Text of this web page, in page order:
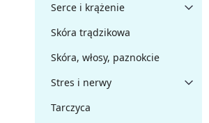
Serce i krążenie
Skóra trądzikowa
Skóra, włosy, paznokcie
Stres i nerwy
Tarczyca